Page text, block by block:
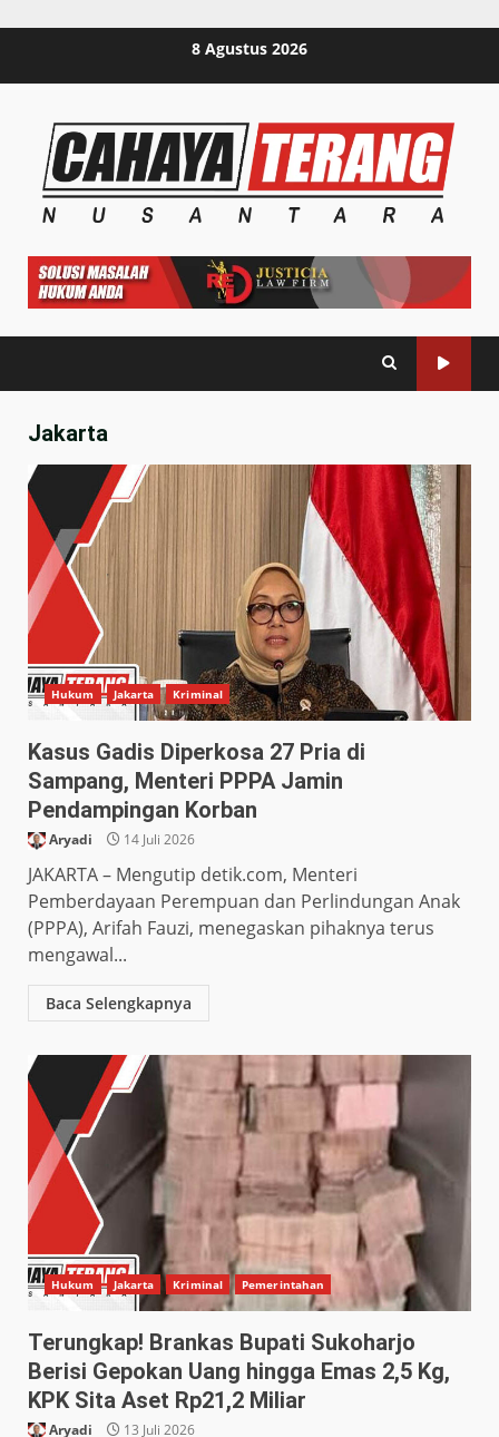
8 Agustus 2026
Jakarta
Hukum Jakarta Kriminal
Kasus Gadis Diperkosa 27 Pria di
Sampang, Menteri PPPA Jamin
Pendampingan Korban
Aryadi 14 Juli 2026
JAKARTA – Mengutip detik.com, Menteri
Pemberdayaan Perempuan dan Perlindungan Anak
(PPPA), Arifah Fauzi, menegaskan pihaknya terus
mengawal...
Baca Selengkapnya
Hukum Jakarta Kriminal Pemerintahan
Terungkap! Brankas Bupati Sukoharjo
Berisi Gepokan Uang hingga Emas 2,5 Kg,
KPK Sita Aset Rp21,2 Miliar
Aryadi 13 Juli 2026